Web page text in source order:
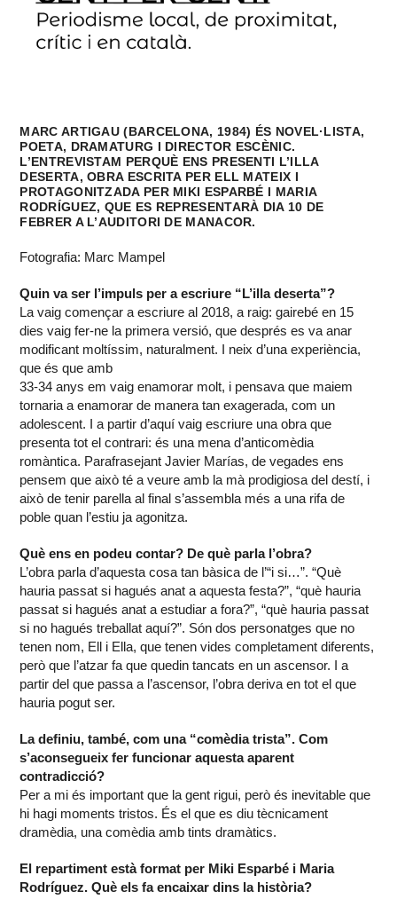
MARC ARTIGAU (BARCELONA, 1984) ÉS NOVEL·LISTA,
POETA, DRAMATURG I DIRECTOR ESCÈNIC.
L’ENTREVISTAM PERQUÈ ENS PRESENTI L’ILLA
DESERTA, OBRA ESCRITA PER ELL MATEIX I
PROTAGONITZADA PER MIKI ESPARBÉ I MARIA
RODRÍGUEZ, QUE ES REPRESENTARÀ DIA 10 DE
FEBRER A L’AUDITORI DE MANACOR.
Fotografia: Marc Mampel
Quin va ser l’impuls per a escriure “L’illa deserta”?
La vaig començar a escriure al 2018, a raig: gairebé en 15
dies vaig fer-ne la primera versió, que després es va anar
modificant moltíssim, naturalment. I neix d’una experiència,
que és que amb
33-34 anys em vaig enamorar molt, i pensava que maiem
tornaria a enamorar de manera tan exagerada, com un
adolescent. I a partir d’aquí vaig escriure una obra que
presenta tot el contrari: és una mena d’anticomèdia
romàntica. Parafrasejant Javier Marías, de vegades ens
pensem que això té a veure amb la mà prodigiosa del destí, i
això de tenir parella al final s’assembla més a una rifa de
poble quan l’estiu ja agonitza.
Què ens en podeu contar? De què parla l’obra?
L’obra parla d’aquesta cosa tan bàsica de l’“i si…”. “Què
hauria passat si hagués anat a aquesta festa?”, “què hauria
passat si hagués anat a estudiar a fora?”, “què hauria passat
si no hagués treballat aquí?”. Són dos personatges que no
tenen nom, Ell i Ella, que tenen vides completament diferents,
però que l’atzar fa que quedin tancats en un ascensor. I a
partir del que passa a l’ascensor, l’obra deriva en tot el que
hauria pogut ser.
La definiu, també, com una “comèdia trista”. Com
s’aconsegueix fer funcionar aquesta aparent
contradicció?
Per a mi és important que la gent rigui, però és inevitable que
hi hagi moments tristos. És el que es diu tècnicament
dramèdia, una comèdia amb tints dramàtics.
El repartiment està format per Miki Esparbé i Maria
Rodríguez. Què els fa encaixar dins la història?